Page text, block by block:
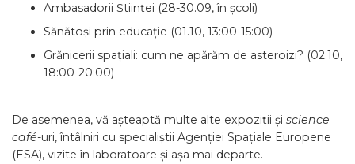
Ambasadorii Științei (28-30.09, în școli)
Sănătoși prin educație (01.10, 13:00-15:00)
Grănicerii spațiali: cum ne apărăm de asteroizi? (02.10,
18:00-20:00)
De asemenea, vă așteaptă multe alte expoziții și science
café-uri, întâlniri cu specialiștii Agenției Spațiale Europene
(ESA), vizite în laboratoare și așa mai departe.